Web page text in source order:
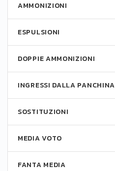
AMMONIZIONI
ESPULSIONI
DOPPIE AMMONIZIONI
INGRESSI DALLA PANCHINA
SOSTITUZIONI
MEDIA VOTO
FANTA MEDIA